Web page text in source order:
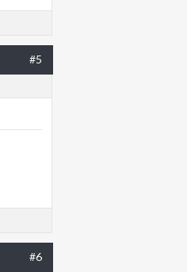
#5
#6